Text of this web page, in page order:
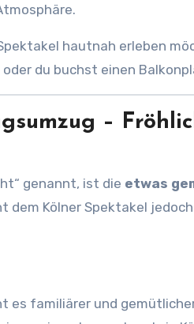
hautnah erleben
du buchst einen
–
genannt, ist die etwas
dem Kölner Spektakel
es familiärer und